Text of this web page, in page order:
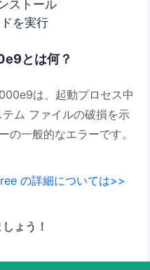
ストール
を実行
とは何？
は、起動プロセス中
ム ファイルの破損を示
一般的なエラーです。
の詳細については>>
ょう！